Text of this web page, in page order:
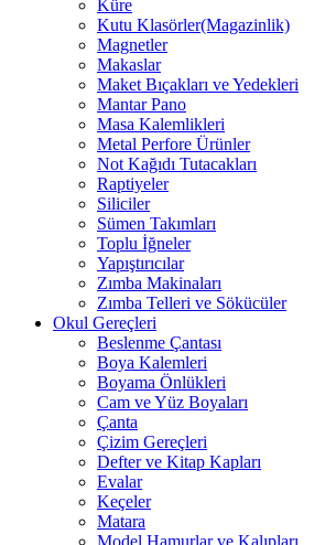
Küre
Kutu Klasörler(Magazinlik)
Magnetler
Makaslar
Maket Bıçakları ve Yedekleri
Mantar Pano
Masa Kalemlikleri
Metal Perfore Ürünler
Not Kağıdı Tutacakları
Raptiyeler
Siliciler
Sümen Takımları
Toplu İğneler
Yapıştırıcılar
Zımba Makinaları
Zımba Telleri ve Sökücüler
Okul Gereçleri
Beslenme Çantası
Boya Kalemleri
Boyama Önlükleri
Cam ve Yüz Boyaları
Çanta
Çizim Gereçleri
Defter ve Kitap Kapları
Evalar
Keçeler
Matara
Model Hamurlar ve Kalıpları